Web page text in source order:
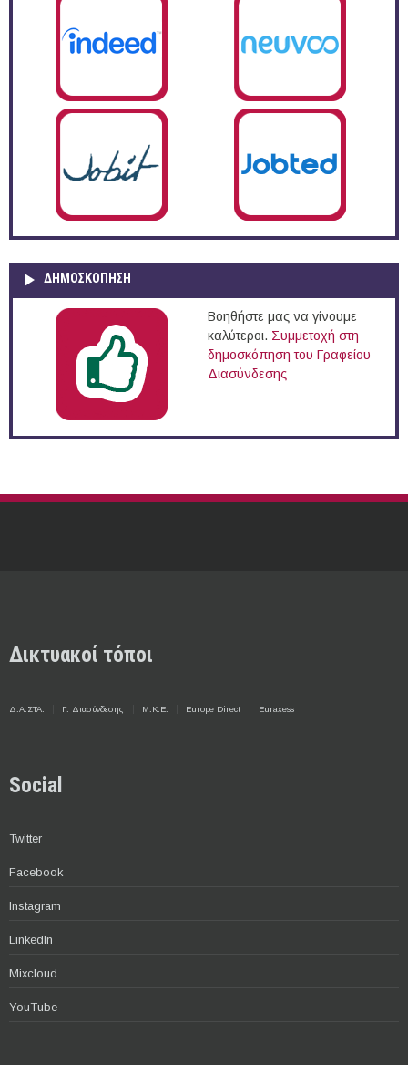
ΔΗΜΟΣΚΌΠΗΣΗ
Βοηθήστε μας να γίνουμε
καλύτεροι. Συμμετοχή στη
δημοσκόπηση του Γραφείου
Διασύνδεσης
Δικτυακοί τόποι
Δ.Α.ΣΤΑ. Γ. Διασύνδεσης Μ.Κ.Ε. Europe Direct Euraxess
Social
Twitter
Facebook
Instagram
LinkedIn
Mixcloud
YouTube